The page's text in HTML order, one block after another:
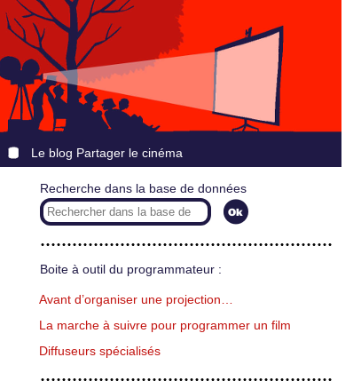
Le blog Partager le cinéma
Recherche dans la base de données
Boite à outil du programmateur :
Avant d’organiser une projection…
La marche à suivre pour programmer un film
Diffuseurs spécialisés